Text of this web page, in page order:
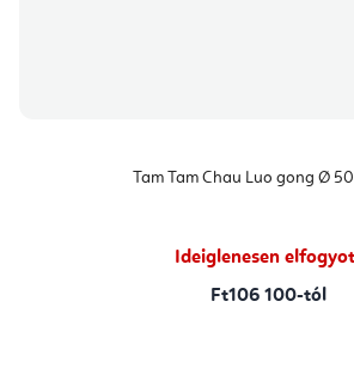
Tam Tam Chau Luo gong Ø
Ideiglenesen
Ft106 100-tól